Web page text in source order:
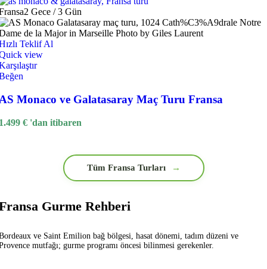
2 Gece / 3 Gün
Teklif Al
view
Monaco ve Galatasaray Maç Turu Fransa
€ 'dan itibaren
Tüm Fransa Turları →
Gurme Rehberi
ve Saint Emilion bağ bölgesi, hasat dönemi, tadım düzeni ve
mutfağı; gurme programı öncesi bilinmesi gerekenler.